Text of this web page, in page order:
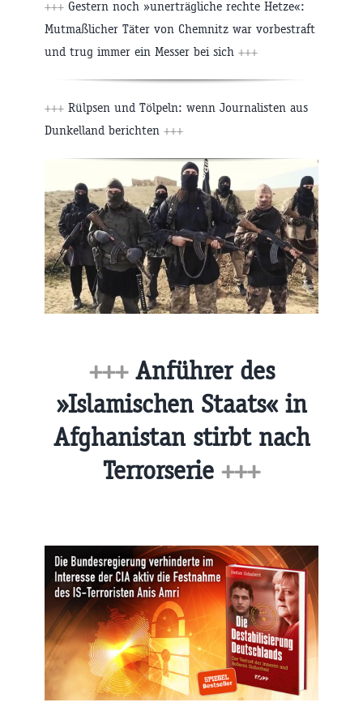
+++ Gestern noch »unerträgliche rechte Hetze«:
Mutmaßlicher Täter von Chemnitz war vorbestraft
und trug immer ein Messer bei sich +++
+++ Rülpsen und Tölpeln: wenn Journalisten aus
Dunkelland berichten +++
+++ Anführer des
»Islamischen Staats« in
Afghanistan stirbt nach
Terrorserie +++